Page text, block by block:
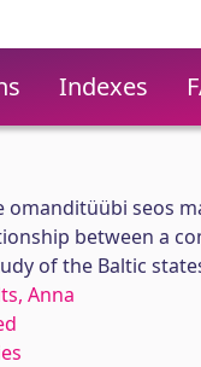
Indexes
omanditüübi seos
between a
of the Baltic
Anna